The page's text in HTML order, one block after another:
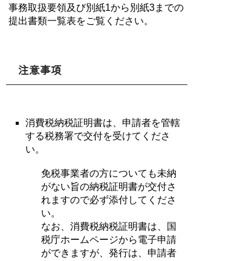
事務取扱要領及び別紙1から別紙3までの
提出書類一覧表をご覧ください。
注意事項
消費税納税証明書は、申請者を管轄
する税務署で交付を受けてくださ
い。
免税事業者の方についても未納
がない旨の納税証明書が交付さ
れますので必ず添付してくださ
い。
なお、消費税納税証明書は、国
税庁ホームページから電子申請
ができますが、発行は、申請者